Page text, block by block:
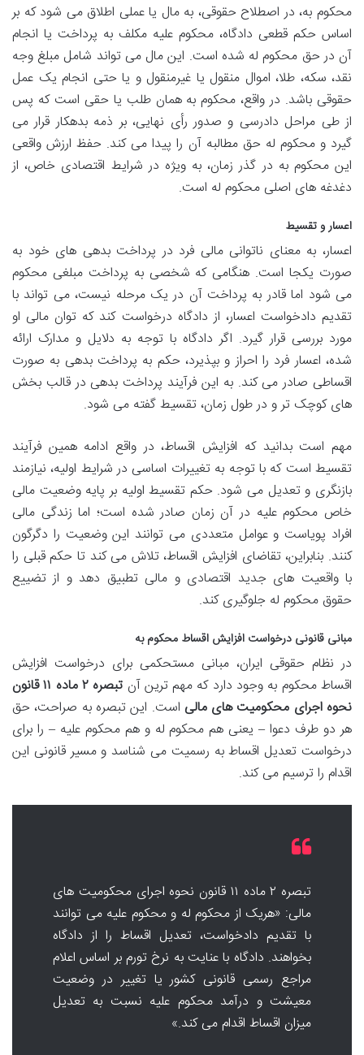
محکوم به، در اصطلاح حقوقی، به مال یا عملی اطلاق می شود که بر
اساس حکم قطعی دادگاه، محکوم علیه مکلف به پرداخت یا انجام
آن در حق محکوم له شده است. این مال می تواند شامل مبلغ وجه
نقد، سکه، طلا، اموال منقول یا غیرمنقول و یا حتی انجام یک عمل
حقوقی باشد. در واقع، محکوم به همان طلب یا حقی است که پس
از طی مراحل دادرسی و صدور رأی نهایی، بر ذمه بدهکار قرار می
گیرد و محکوم له حق مطالبه آن را پیدا می کند. حفظ ارزش واقعی
این محکوم به در گذر زمان، به ویژه در شرایط اقتصادی خاص، از
دغدغه های اصلی محکوم له است.
اعسار و تقسیط
اعسار، به معنای ناتوانی مالی فرد در پرداخت بدهی های خود به
صورت یکجا است. هنگامی که شخصی به پرداخت مبلغی محکوم
می شود اما قادر به پرداخت آن در یک مرحله نیست، می تواند با
تقدیم دادخواست اعسار، از دادگاه درخواست کند که توان مالی او
مورد بررسی قرار گیرد. اگر دادگاه با توجه به دلایل و مدارک ارائه
شده، اعسار فرد را احراز و بپذیرد، حکم به پرداخت بدهی به صورت
اقساطی صادر می کند. به این فرآیند پرداخت بدهی در قالب بخش
های کوچک تر و در طول زمان، تقسیط گفته می شود.
مهم است بدانید که افزایش اقساط، در واقع ادامه همین فرآیند
تقسیط است که با توجه به تغییرات اساسی در شرایط اولیه، نیازمند
بازنگری و تعدیل می شود. حکم تقسیط اولیه بر پایه وضعیت مالی
خاص محکوم علیه در آن زمان صادر شده است؛ اما زندگی مالی
افراد پویاست و عوامل متعددی می توانند این وضعیت را دگرگون
کنند. بنابراین، تقاضای افزایش اقساط، تلاش می کند تا حکم قبلی را
با واقعیت های جدید اقتصادی و مالی تطبیق دهد و از تضییع
حقوق محکوم له جلوگیری کند.
مبانی قانونی درخواست افزایش اقساط محکوم به
در نظام حقوقی ایران، مبانی مستحکمی برای درخواست افزایش
اقساط محکوم به وجود دارد که مهم ترین آن
تبصره ۲ ماده ۱۱ قانون
نحوه اجرای محکومیت های مالی است. این تبصره به صراحت، حق
هر دو طرف دعوا – یعنی هم محکوم له و هم محکوم علیه – را برای
درخواست تعدیل اقساط به رسمیت می شناسد و مسیر قانونی این
اقدام را ترسیم می کند.
تبصره ۲ ماده ۱۱ قانون نحوه اجرای محکومیت های
مالی: «هریک از محکوم له و محکوم علیه می توانند
با تقدیم دادخواست، تعدیل اقساط را از دادگاه
بخواهند. دادگاه با عنایت به نرخ تورم بر اساس اعلام
مراجع رسمی قانونی کشور یا تغییر در وضعیت
معیشت و درآمد محکوم علیه نسبت به تعدیل
میزان اقساط اقدام می کند.»